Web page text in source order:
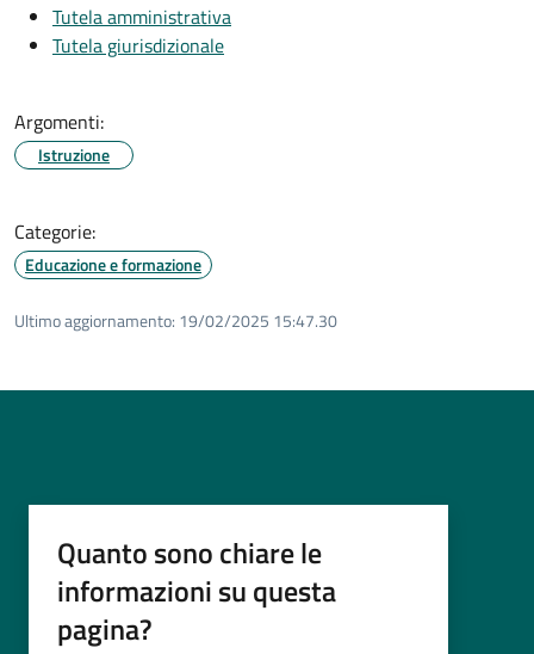
Tutela amministrativa
Tutela giurisdizionale
Argomenti:
Istruzione
Categorie:
Educazione e formazione
Ultimo aggiornamento: 19/02/2025 15:47.30
Quanto sono chiare le
informazioni su questa
pagina?